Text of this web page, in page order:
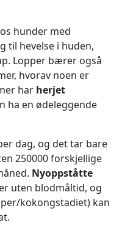
hunder med
til hevelse i huden,
Lopper bærer også
hvorav noen er
har herjet
ha en ødeleggende
dag, og det tar bare
250000 forskjellige
Nyoppståtte
uten blodmåltid, og
kokongstadiet) kan